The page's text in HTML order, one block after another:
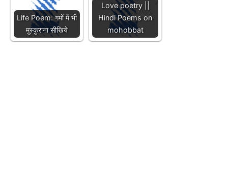
Life Poem: गमों में भी
मुस्कुराना सीखिये
Love poetry ||
Hindi Poems on
mohobbat